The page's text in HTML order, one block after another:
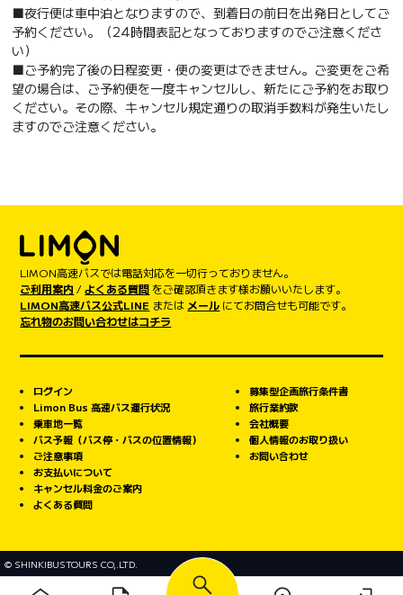
■夜行便は車中泊となりますので、到着日の前日を出発日としてご
予約ください。（24時間表記となっておりますのでご注意くださ
い）
■ご予約完了後の日程変更・便の変更はできません。ご変更をご希
望の場合は、ご予約便を一度キャンセルし、新たにご予約をお取り
ください。その際、キャンセル規定通りの取消手数料が発生いたし
ますのでご注意ください。
LIMON高速バスでは電話対応を一切行っておりません。
ご利用案内 /よくある質問をご確認頂きます様お願いいたします。
LIMON高速バス公式LINE または メール にてお問合せも可能です。
忘れ物のお問い合わせはコチラ
ログイン
Limon Bus 高速バス運行状況
乗車地一覧
バス予報（バス停・バスの位置情報）
ご注意事項
お支払いについて
キャンセル料金のご案内
よくある質問
募集型企画旅行条件書
旅行業約款
会社概要
個人情報のお取り扱い
お問い合わせ
© SHINKIBUSTOURS CO,.LTD.